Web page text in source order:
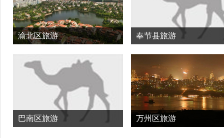
渝北区旅游 奉节县旅游
巴南区旅游 万州区旅游